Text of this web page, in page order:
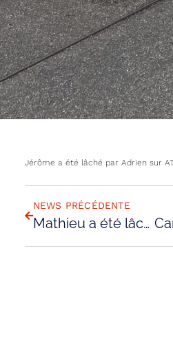
Jérôme a été lâché par Adrien sur
NEWS PRÉCÉDENTE
Mathieu a été lâché par Cyprien